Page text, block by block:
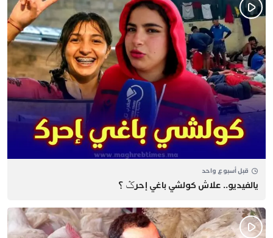
قبل أسبوع واحد
يالفيديو.. علاش كولشي باغي إحرݣ ؟